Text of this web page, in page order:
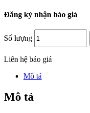
Đăng ký nhận báo giá
Số lượng
Liên hệ báo giá
Mô tả
Mô tả